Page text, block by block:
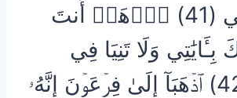
لِنَفۡسِي (41) ٱذۡهَبۡ أَنتَ
بِـَٔايَٰتِي وَلَا تَنِيَا فِي
ذِكۡرِي (42) ٱذۡهَبَآ إِلَىٰ فِرۡعَوۡنَ إِنَّهُۥ